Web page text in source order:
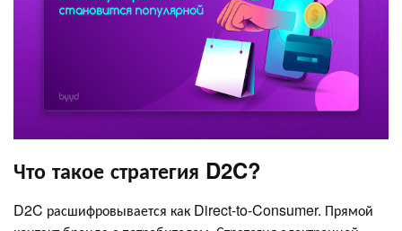
Что такое стратегия D2C?
D2C расшифровывается как Direct-to-Consumer. Прямой